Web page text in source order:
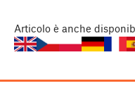
Articolo è anche